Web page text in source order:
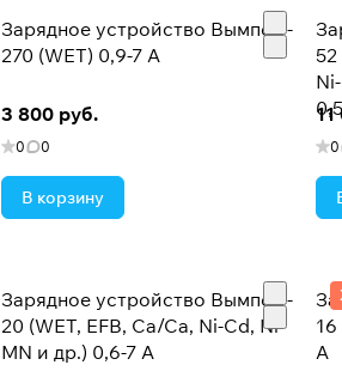
Зарядное устройство Вымпел -
270 (WET) 0,9-7 А
3 800 руб.
0 0
В корзину
52
0
Зарядное устройство Вымпел -
20 (WET, EFB, Ca/Ca, Ni-Cd, Ni-
MN и др.) 0,6-7 А
16
А